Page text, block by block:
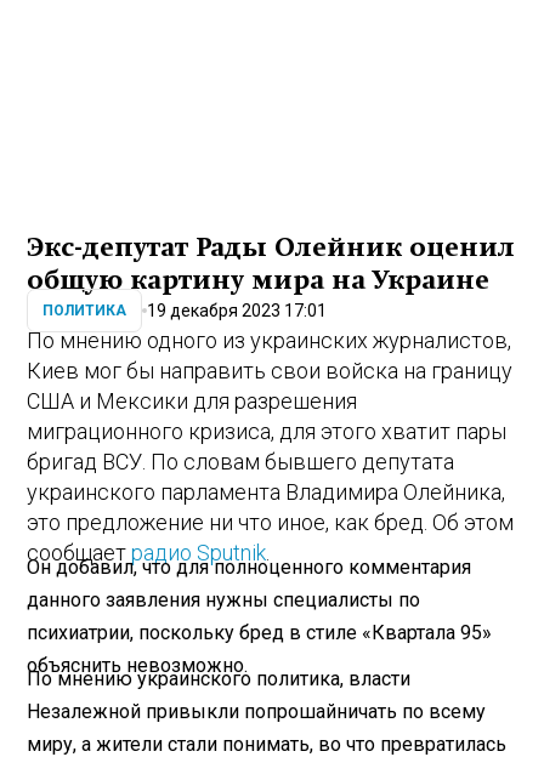
Экс-депутат Рады Олейник оценил
общую картину мира на Украине
ПОЛИТИКА 19 декабря 2023 17:01
По мнению одного из украинских журналистов,
Киев мог бы направить свои войска на границу
США и Мексики для разрешения
миграционного кризиса, для этого хватит пары
бригад ВСУ. По словам бывшего депутата
украинского парламента Владимира Олейника,
это предложение ни что иное, как бред. Об этом
сообщаетрадио Sputnik
Он добавил, что для полноценного комментария
данного заявления нужны специалисты по
психиатрии, поскольку бред в стиле «Квартала 95»
объяснить невозможно.
По мнению украинского политика, власти
Незалежной привыкли попрошайничать по всему
миру, а жители стали понимать, во что превратилась